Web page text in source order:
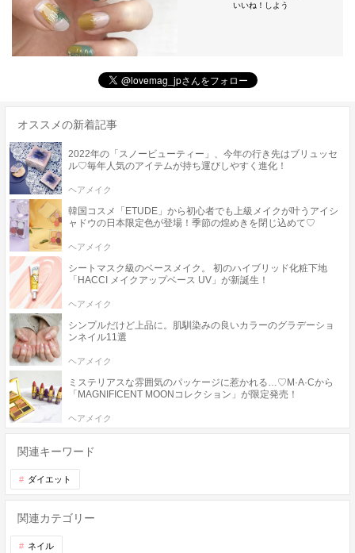
いいね！しよう
オススメの新着記事
2022年の「スノービューティー」、今年の行き先はブリュッセ
ル♡毎年人気のアイテムが持ち運びしやすく進化！
ヘアメイク
韓国コスメ「ETUDE」から初心者でも上級メイクが叶うアイシ
ャドウの日本限定色が登場！季節の煌めきを閉じ込めて♡
ヘアメイク
シートマスク級のベースメイク。 初のハイブリッド化粧下地
「HACCI メイクアップベース UV」が新誕生！
ヘアメイク
シンプルだけど上品に。肌馴染みの良いカラーのグラデーショ
ンネイル11選
ヘアメイク
ミステリアスな雰囲気のパッケージに惹かれる…♡M·A·Cから
「MAGNIFICENT MOONコレクション」が限定発売！
ヘアメイク
関連キーワード
ダイエット
関連カテゴリー
ネイル